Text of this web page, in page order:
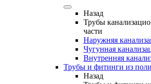
Назад
Трубы
части
Наружняя
Чугунная
Внутренняя
Трубы и фитинги из
Назад